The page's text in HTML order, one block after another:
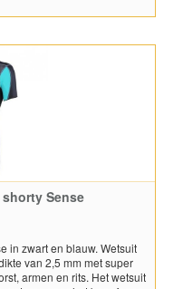
aan- en uit te trekken
voorraad meer, dan is het
Sense
in zwart en blauw. Wetsuit
van 2,5 mm met super
armen en rits. Het wetsuit